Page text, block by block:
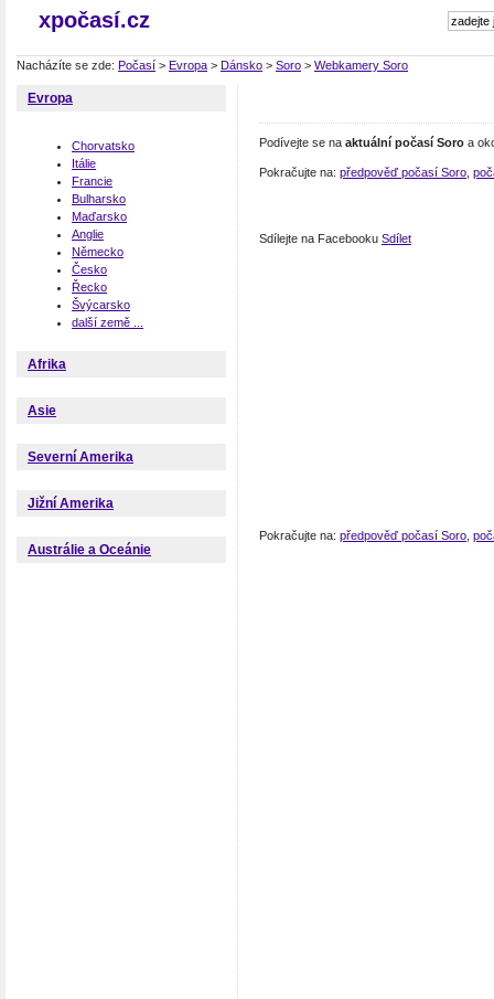
xpočasí.cz
Nacházíte se zde: Počasí > Evropa > Dánsko > Soro > Webkamery Soro
Evropa
Chorvatsko
Itálie
Francie
Bulharsko
Maďarsko
Anglie
Německo
Česko
Řecko
Švýcarsko
další země ...
Afrika
Asie
Severní Amerika
Jižní Amerika
Austrálie a Oceánie
Podívejte se na aktuální počasí Soro a
Pokračujte na: předpověď počasí Soro
Sdílejte na Facebooku Sdílet
Pokračujte na: předpověď počasí Soro